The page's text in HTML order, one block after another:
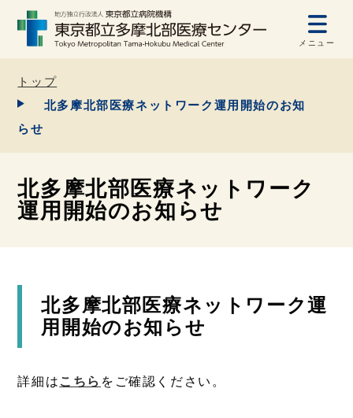
メニュー
トップ
北多摩北部医療ネットワーク運用開始のお知
らせ
北多摩北部医療ネットワーク
運用開始のお知らせ
北多摩北部医療ネットワーク運
用開始のお知らせ
詳細は こちら をご確認ください。